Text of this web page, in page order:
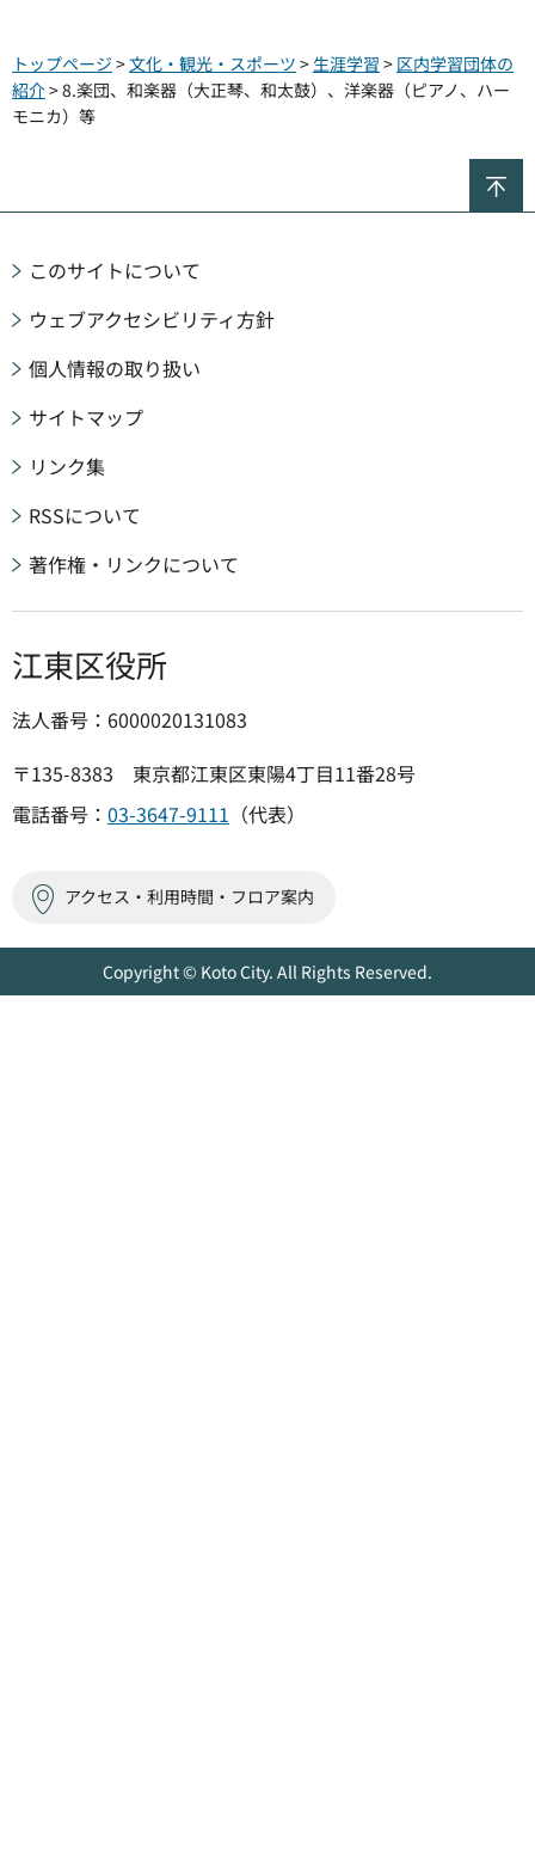
トップページ >文化・観光・スポーツ > 生涯学習 > 区内学習団体の
紹介> 8.楽団、和楽器（大正琴、和太鼓）、洋楽器（ピアノ、ハー
モニカ）等
このサイトについて
ウェブアクセシビリティ方針
個人情報の取り扱い
サイトマップ
リンク集
RSSについて
著作権・リンクについて
江東区役所
法人番号：6000020131083
〒135-8383 東京都江東区東陽4丁目11番28号
電話番号： 03-3647-9111 （代表）
アクセス・利用時間・フロア案内
Copyright © Koto City. All Rights Reserved.